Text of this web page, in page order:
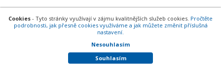
Cookies - Tyto stránky využívají v zájmu kvalitnějších služeb cookies. Pročtěte
podrobnosti, jak přesně cookies využíváme a jak můžete změnit příslušná
nastavení.
Nesouhlasím
Souhlasím